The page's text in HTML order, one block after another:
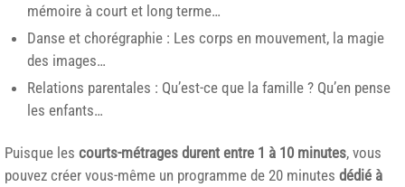
mémoire à court et long terme…
Danse et chorégraphie : Les corps en mouvement, la magie
des images…
Relations parentales : Qu’est-ce que la famille ? Qu’en pense
les enfants…
Puisque les courts-métrages durent entre 1 à 10 minutes, vous
pouvez créer vous-même un programme de 20 minutes dédié à